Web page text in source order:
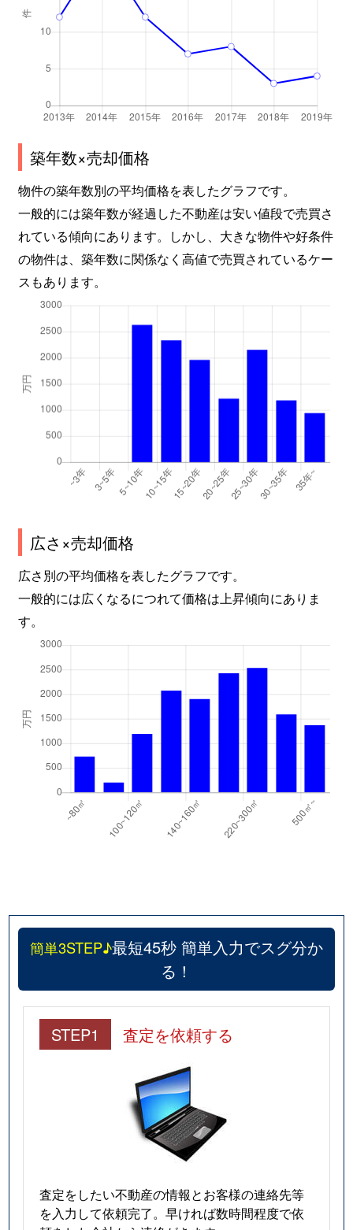
築年数×売却価格
物件の築年数別の平均価格を表したグラフです。
一般的には築年数が経過した不動産は安い値段で売買さ
れている傾向にあります。しかし、大きな物件や好条件
の物件は、築年数に関係なく高値で売買されているケー
スもあります。
広さ×売却価格
広さ別の平均価格を表したグラフです。
一般的には広くなるにつれて価格は上昇傾向にありま
す。
簡単3STEP♪最短45秒 簡単入力でスグ分か
る！
STEP1 査定を依頼する
査定をしたい不動産の情報とお客様の連絡先等
を入力して依頼完了。早ければ数時間程度で依